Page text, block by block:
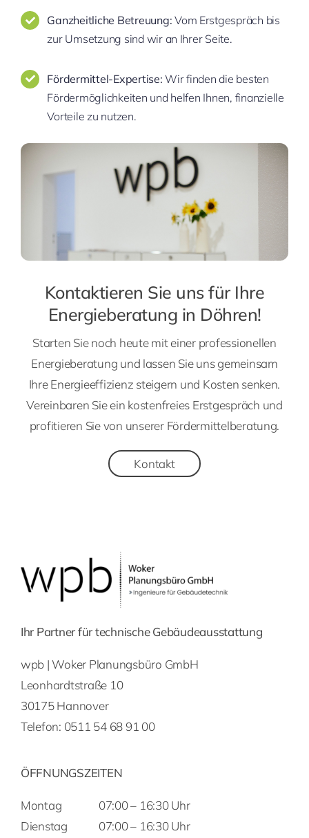
Ganzheitliche Betreuung: Vom Erstgespräch bis
zur Umsetzung sind wir an Ihrer Seite.
Fördermittel-Expertise: Wir finden die besten
Fördermöglichkeiten und helfen Ihnen, finanzielle
Vorteile zu nutzen.
Kontaktieren Sie uns für Ihre
Energieberatung in Döhren!
Starten Sie noch heute mit einer professionellen
Energieberatung und lassen Sie uns gemeinsam
Ihre Energieeffizienz steigern und Kosten senken.
Vereinbaren Sie ein kostenfreies Erstgespräch und
profitieren Sie von unserer Fördermittelberatung.
Kontakt
Ihr Partner für technische Gebäudeausstattung
wpb | Woker Planungsbüro GmbH
Leonhardtstraße 10
30175 Hannover
Telefon: 0511 54 68 91 00
ÖFFNUNGSZEITEN
Montag
Dienstag
07:00 – 16:30 Uhr
07:00 – 16:30 Uhr